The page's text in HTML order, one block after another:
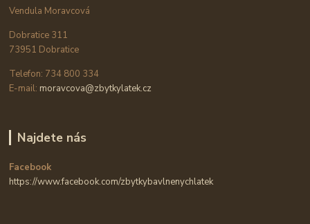
Vendula Moravcová
Dobratice 311
73951 Dobratice
Telefon: 734 800 334
E-mail: moravcova@zbytkylatek.cz
Najdete nás
Facebook
https://www.facebook.com/zbytkybavlnenychlatek